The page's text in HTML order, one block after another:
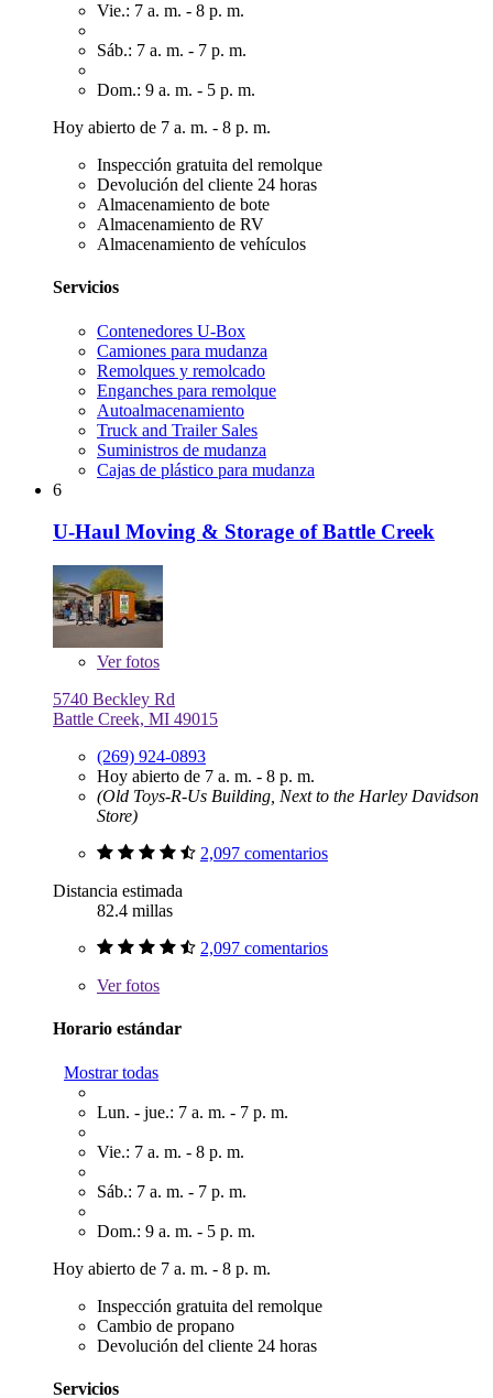
Vie.: 7 a. m. - 8 p. m.
Sáb.: 7 a. m. - 7 p. m.
Dom.: 9 a. m. - 5 p. m.
Hoy abierto de 7 a. m. - 8 p. m.
Inspección gratuita del remolque
Devolución del cliente 24 horas
Almacenamiento de bote
Almacenamiento de RV
Almacenamiento de vehículos
Servicios
Contenedores U-Box
Camiones para mudanza
Remolques y remolcado
Enganches para remolque
Autoalmacenamiento
Truck and Trailer Sales
Suministros de mudanza
Cajas de plástico para mudanza
6
U-Haul Moving & Storage of Battle Creek
Verfotos
5740 Beckley Rd
Battle Creek, MI 49015
(269) 924-0893
Hoy abierto de 7 a. m. - 8 p. m.
(Old Toys-R-Us Building, Next to the Harley Davidson
Store)
2,097 comentarios
Distancia estimada
82.4 millas
2,097 comentarios
Verfotos
Horario estándar
Mostrar todas
Lun. - jue.: 7 a. m. - 7 p. m.
Vie.: 7 a. m. - 8 p. m.
Sáb.: 7 a. m. - 7 p. m.
Dom.: 9 a. m. - 5 p. m.
Hoy abierto de 7 a. m. - 8 p. m.
Inspección gratuita del remolque
Cambio de propano
Devolución del cliente 24 horas
Servicios